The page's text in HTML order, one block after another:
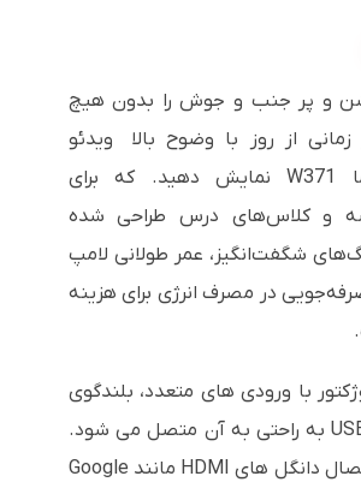
و پر جنب و جوش را بدون هیچ
از روز با وضوح بالا ویدئو
پروژکتور اپتما W371 نمایش دهید. که برای
و کلاس‌های درس طراحی شده
شگفت‌انگیز، عمر طولانی لامپ
در مصرف انرژی برای هزینه
با ورودی های متعدد، بلندگوی
داخلی و برق USB به راحتی به آن متصل می شود.
ایده آل برای اتصال دانگل های HDMI مانند Google